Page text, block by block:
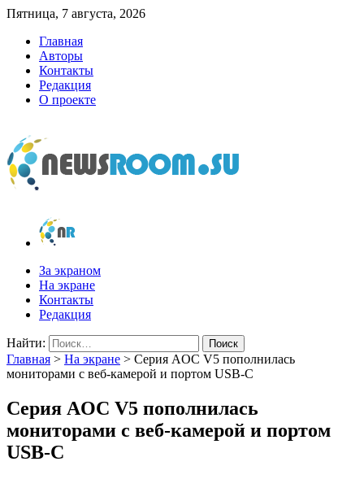
Пятница, 7 августа, 2026
Главная
Авторы
Контакты
Редакция
О проекте
newsroom.su
Новости о новостях
За экраном
На экране
Контакты
Редакция
Найти:
Главная > На экране > Серия AOC V5 пополнилась
мониторами с веб-камерой и портом USB-C
Серия AOC V5 пополнилась
мониторами с веб-камерой и портом
USB-C